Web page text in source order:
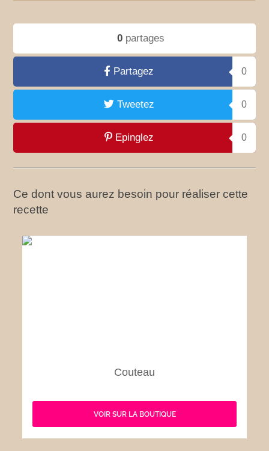
0partages
Partagez 0
Tweetez 0
Epinglez 0
Ce dont vous aurez besoin pour réaliser cette
recette
Couteau
VOIR SUR LA BOUTIQUE